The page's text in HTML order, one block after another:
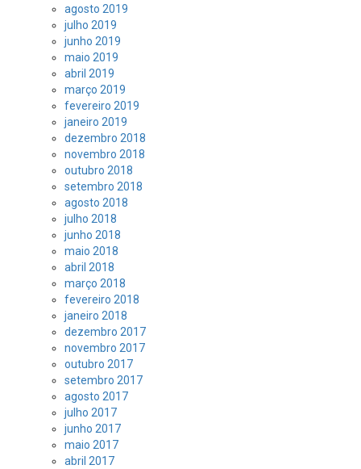
agosto 2019
julho 2019
junho 2019
maio 2019
abril 2019
março 2019
fevereiro 2019
janeiro 2019
dezembro 2018
novembro 2018
outubro 2018
setembro 2018
agosto 2018
julho 2018
junho 2018
maio 2018
abril 2018
março 2018
fevereiro 2018
janeiro 2018
dezembro 2017
novembro 2017
outubro 2017
setembro 2017
agosto 2017
julho 2017
junho 2017
maio 2017
abril 2017